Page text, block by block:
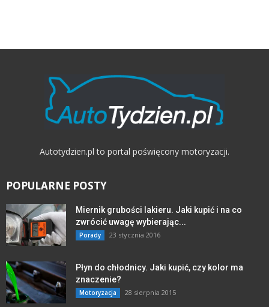
Autotydzien.pl to portal poświęcony motoryzacji.
POPULARNE POSTY
Miernik grubości lakieru. Jaki kupić i na co
zwrócić uwagę wybierając...
Porady 23 stycznia 2016
Płyn do chłodnicy. Jaki kupić, czy kolor ma
znaczenie?
Motoryzacja 28 sierpnia 2015